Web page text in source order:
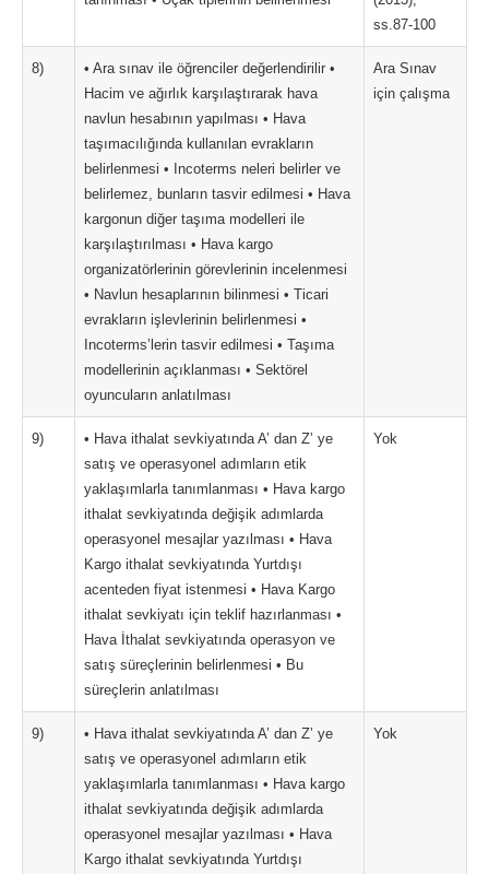
ss.87-100
8)
• Ara sınav ile öğrenciler değerlendirilir •
Hacim ve ağırlık karşılaştırarak hava
navlun hesabının yapılması • Hava
taşımacılığında kullanılan evrakların
belirlenmesi • Incoterms neleri belirler ve
belirlemez, bunların tasvir edilmesi • Hava
kargonun diğer taşıma modelleri ile
karşılaştırılması • Hava kargo
organizatörlerinin görevlerinin incelenmesi
• Navlun hesaplarının bilinmesi • Ticari
evrakların işlevlerinin belirlenmesi •
Incoterms’lerin tasvir edilmesi • Taşıma
modellerinin açıklanması • Sektörel
oyuncuların anlatılması
Ara Sınav
için çalışma
9)
• Hava ithalat sevkiyatında A’ dan Z’ ye
satış ve operasyonel adımların etik
yaklaşımlarla tanımlanması • Hava kargo
ithalat sevkiyatında değişik adımlarda
operasyonel mesajlar yazılması • Hava
Kargo ithalat sevkiyatında Yurtdışı
acenteden fiyat istenmesi • Hava Kargo
ithalat sevkiyatı için teklif hazırlanması •
Hava İthalat sevkiyatında operasyon ve
satış süreçlerinin belirlenmesi • Bu
süreçlerin anlatılması
Yok
9)
• Hava ithalat sevkiyatında A’ dan Z’ ye
satış ve operasyonel adımların etik
yaklaşımlarla tanımlanması • Hava kargo
ithalat sevkiyatında değişik adımlarda
operasyonel mesajlar yazılması • Hava
Kargo ithalat sevkiyatında Yurtdışı
Yok